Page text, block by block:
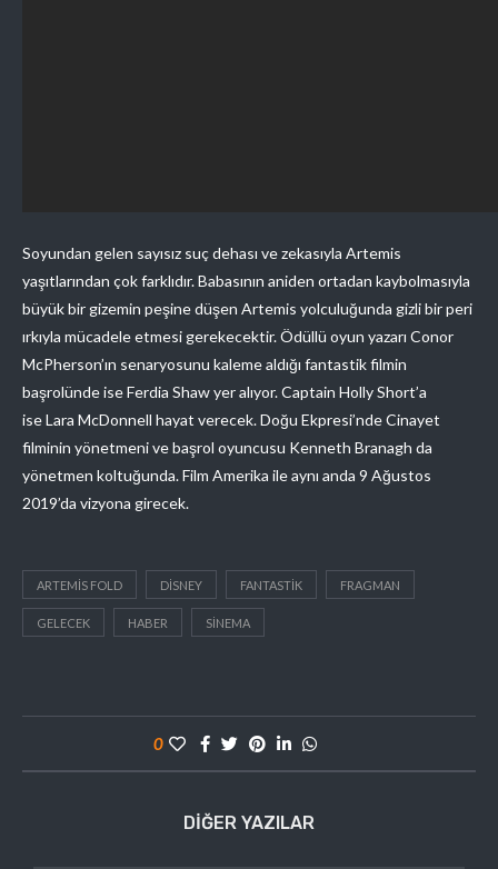
Soyundan gelen sayısız suç dehası ve zekasıyla Artemis
yaşıtlarından çok farklıdır. Babasının aniden ortadan kaybolmasıyla
büyük bir gizemin peşine düşen Artemis yolculuğunda gizli bir peri
ırkıyla mücadele etmesi gerekecektir. Ödüllü oyun yazarı Conor
McPherson’ın senaryosunu kaleme aldığı fantastik filmin
başrolünde ise Ferdia Shaw yer alıyor. Captain Holly Short’a
ise Lara McDonnell hayat verecek. Doğu Ekpresi’nde Cinayet
filminin yönetmeni ve başrol oyuncusu Kenneth Branagh da
yönetmen koltuğunda. Film Amerika ile aynı anda 9 Ağustos
2019’da vizyona girecek.
ARTEMIS FOLD DISNEY FANTASTIK FRAGMAN
GELECEK HABER SINEMA
0
DIĞER YAZILAR